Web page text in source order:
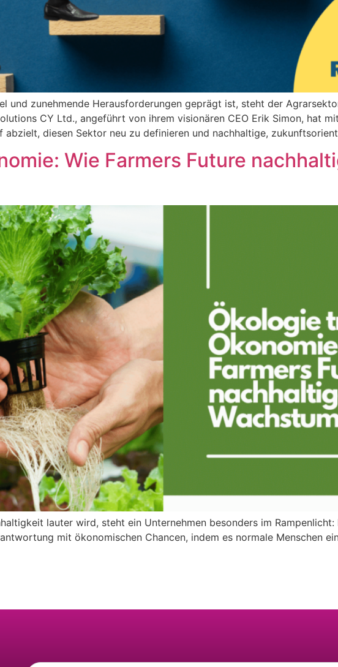
und zunehmende Herausforderungen geprägt ist, steht der
CY Ltd., angeführt von ihrem visionären CEO Erik Simon, hat
abzielt, diesen Sektor neu zu definieren und nachhaltige,
Wie Farmers Future
lauter wird, steht ein Unternehmen besonders im
mit ökonomischen Chancen, indem es normale Menschen